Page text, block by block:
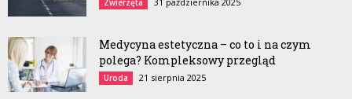
Medycyna estetyczna – co to i na czym
polega? Kompleksowy przegląd
Uroda 21 sierpnia 2025